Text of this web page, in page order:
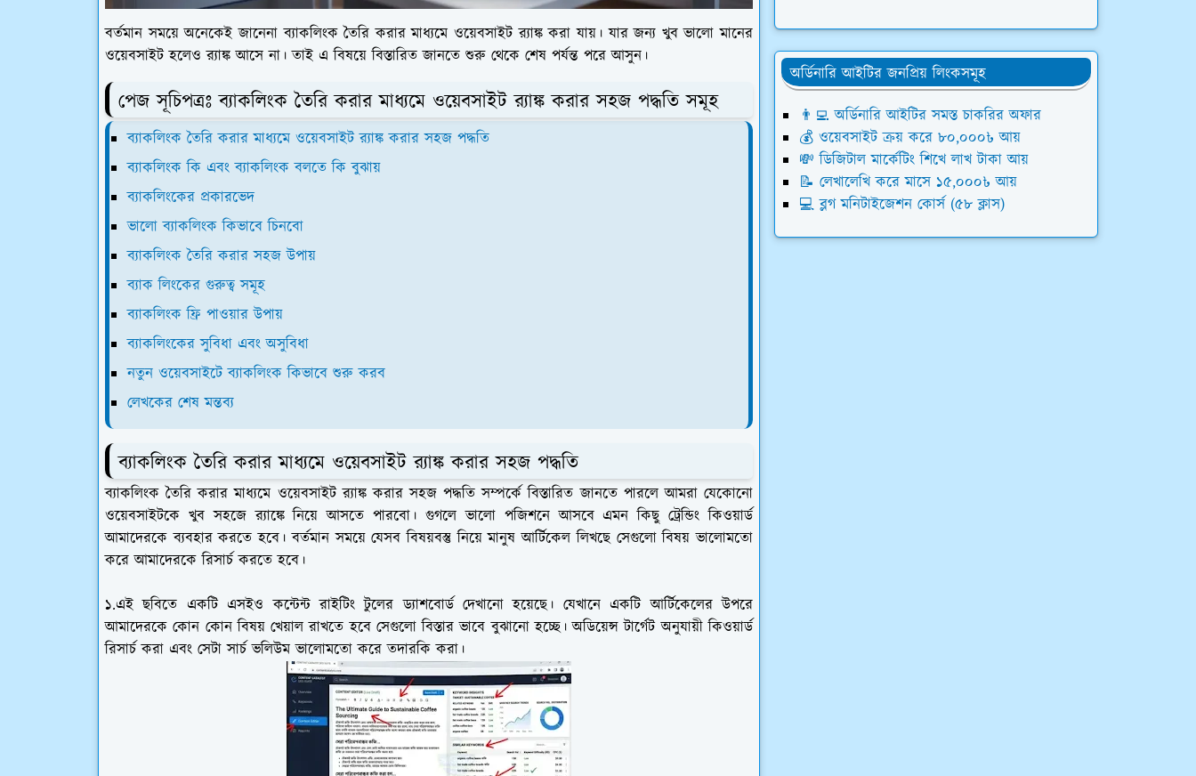
বর্তমান সময়ে অনেকেই জানেনা ব্যাকলিংক তৈরি করার মাধ্যমে ওয়েবসাইট র‍্যাঙ্ক করা যায়। যার জন্য খুব ভালো মানের
ওয়েবসাইট হলেও র‍্যাঙ্ক আসে না। তাই এ বিষয়ে বিস্তারিত জানতে শুরু থেকে শেষ পর্যন্ত পরে আসুন।
পেজ সূচিপত্রঃ ব্যাকলিংক তৈরি করার মাধ্যমে ওয়েবসাইট র‍্যাঙ্ক করার সহজ পদ্ধতি সমূহ
ব্যাকলিংক তৈরি করার মাধ্যমে ওয়েবসাইট র‍্যাঙ্ক করার সহজ পদ্ধতি
ব্যাকলিংক কি এবং ব্যাকলিংক বলতে কি বুঝায়
ব্যাকলিংকের প্রকারভেদ
ভালো ব্যাকলিংক কিভাবে চিনবো
ব্যাকলিংক তৈরি করার সহজ উপায়
ব্যাক লিংকের গুরুত্ব সমূহ
ব্যাকলিংক ফ্রি পাওয়ার উপায়
ব্যাকলিংকের সুবিধা এবং অসুবিধা
নতুন ওয়েবসাইটে ব্যাকলিংক কিভাবে শুরু করব
লেখকের শেষ মন্তব্য
ব্যাকলিংক তৈরি করার মাধ্যমে ওয়েবসাইট র‍্যাঙ্ক করার সহজ পদ্ধতি
ব্যাকলিংক তৈরি করার মাধ্যমে ওয়েবসাইট র‍্যাঙ্ক করার সহজ পদ্ধতি সম্পর্কে বিস্তারিত জানতে পারলে আমরা যেকোনো
ওয়েবসাইটকে খুব সহজে র‍্যাঙ্কে নিয়ে আসতে পারবো। গুগলে ভালো পজিশনে আসবে এমন কিছু ট্রেন্ডিং কিওয়ার্ড
আমাদেরকে ব্যবহার করতে হবে। বর্তমান সময়ে যেসব বিষয়বস্তু নিয়ে মানুষ আর্টিকেল লিখছে সেগুলো বিষয় ভালোমতো
করে আমাদেরকে রিসার্চ করতে হবে।
১.এই ছবিতে একটি এসইও কন্টেন্ট রাইটিং টুলের ড্যাশবোর্ড দেখানো হয়েছে। যেখানে একটি আর্টিকেলের উপরে
আমাদেরকে কোন কোন বিষয় খেয়াল রাখতে হবে সেগুলো বিস্তার ভাবে বুঝানো হচ্ছে। অডিয়েন্স টার্গেট অনুযায়ী কিওয়ার্ড
রিসার্চ করা এবং সেটা সার্চ ভলিউম ভালোমতো করে তদারকি করা।
অর্ডিনারি আইটির জনপ্রিয় লিংকসমূহ
👨‍💻 অর্ডিনারি আইটির সমস্ত চাকরির অফার
💰 ওয়েবসাইট ক্রয় করে ৮০,০০০৳ আয়
💸 ডিজিটাল মার্কেটিং শিখে লাখ টাকা আয়
📝 লেখালেখি করে মাসে ১৫,০০০৳ আয়
💻 ব্লগ মনিটাইজেশন কোর্স (৫৮ ক্লাস)